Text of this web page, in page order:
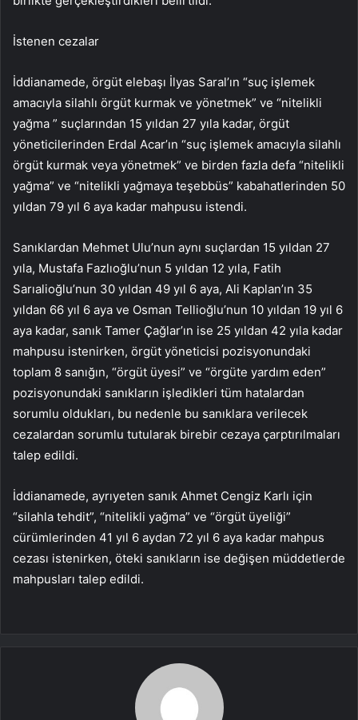
İstenen cezalar
İddianamede, örgüt elebaşı İlyas Saral’ın “suç işlemek
amacıyla silahlı örgüt kurmak ve yönetmek” ve “nitelikli
yağma ” suçlarından 15 yıldan 27 yıla kadar, örgüt
yöneticilerinden Erdal Acar’ın “suç işlemek amacıyla silahlı
örgüt kurmak veya yönetmek” ve birden fazla defa “nitelikli
yağma” ve “nitelikli yağmaya teşebbüs” kabahatlerinden 50
yıldan 79 yıl 6 aya kadar mahpusu istendi.
Sanıklardan Mehmet Ulu’nun aynı suçlardan 15 yıldan 27
yıla, Mustafa Fazlıoğlu’nun 5 yıldan 12 yıla, Fatih
Sarıalioğlu’nun 30 yıldan 49 yıl 6 aya, Ali Kaplan’ın 35
yıldan 66 yıl 6 aya ve Osman Tellioğlu’nun 10 yıldan 19 yıl 6
aya kadar, sanık Tamer Çağlar’ın ise 25 yıldan 42 yıla kadar
mahpusu istenirken, örgüt yöneticisi pozisyonundaki
toplam 8 sanığın, “örgüt üyesi” ve “örgüte yardım eden”
pozisyonundaki sanıkların işledikleri tüm hatalardan
sorumlu oldukları, bu nedenle bu sanıklara verilecek
cezalardan sorumlu tutularak birebir cezaya çarptırılmaları
talep edildi.
İddianamede, ayrıyeten sanık Ahmet Cengiz Karlı için
“silahla tehdit”, “nitelikli yağma” ve “örgüt üyeliği”
cürümlerinden 41 yıl 6 aydan 72 yıl 6 aya kadar mahpus
cezası istenirken, öteki sanıkların ise değişen müddetlerde
mahpusları talep edildi.